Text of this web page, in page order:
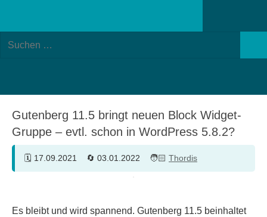
Suchen
Gutenberg 11.5 bringt neuen Block Widget-
Gruppe – evtl. schon in WordPress 5.8.2?
17.09.2021 03.01.2022 Thordis
Es bleibt und wird spannend. Gutenberg 11.5 beinhaltet